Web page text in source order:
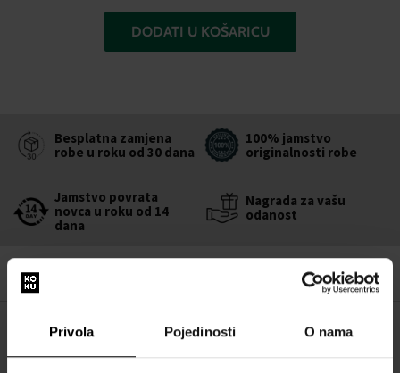
Privola Pojedinosti O nama
DODATI U KOŠARICU
Besplatna zamjena
robe u roku od 30 dana
100% jamstvo
originalnosti robe
Jamstvo povrata
novca u roku od 14
dana
Nagrada za vašu
odanost